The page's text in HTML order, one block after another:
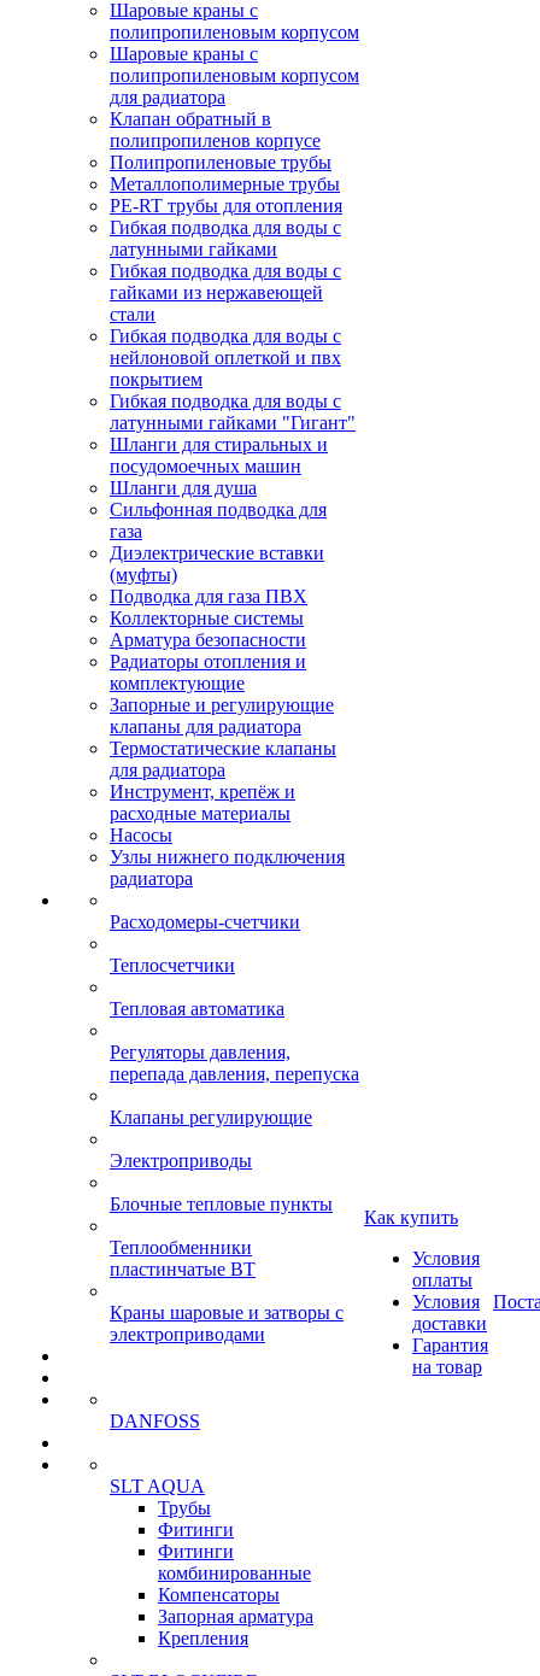
Шаровые краны с
полипропиленовым корпусом
Шаровые краны с
полипропиленовым корпусом
для радиатора
Клапан обратный в
полипропиленов корпусе
Полипропиленовые трубы
Металлополимерные трубы
PE-RT трубы для отопления
Гибкая подводка для воды с
латунными гайками
Гибкая подводка для воды с
гайками из нержавеющей
стали
Гибкая подводка для воды с
нейлоновой оплеткой и пвх
покрытием
Гибкая подводка для воды с
латунными гайками "Гигант"
Шланги для стиральных и
посудомоечных машин
Шланги для душа
Сильфонная подводка для
газа
Диэлектрические вставки
(муфты)
Подводка для газа ПВХ
Коллекторные системы
Арматура безопасности
Радиаторы отопления и
комплектующие
Запорные и регулирующие
клапаны для радиатора
Термостатические клапаны
для радиатора
Инструмент, крепёж и
расходные материалы
Насосы
Узлы нижнего подключения
радиатора
Расходомеры-счетчики
Теплосчетчики
Тепловая автоматика
Регуляторы давления,
перепада давления, перепуска
Клапаны регулирующие
Электроприводы
Блочные тепловые пункты
Теплообменники
пластинчатые ВТ
Краны шаровые и затворы с
электроприводами
DANFOSS
SLT AQUA
Трубы
Фитинги
Фитинги
комбинированные
Компенсаторы
Запорная арматура
Крепления
Как купить
Условия
оплаты
Условия
доставки
Гарантия
на товар